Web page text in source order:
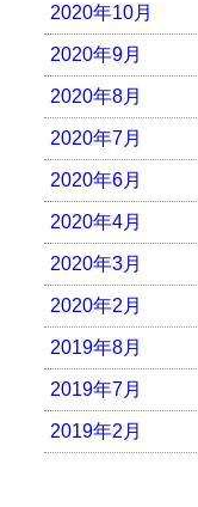
2020年10月
2020年9月
2020年8月
2020年7月
2020年6月
2020年4月
2020年3月
2020年2月
2019年8月
2019年7月
2019年2月